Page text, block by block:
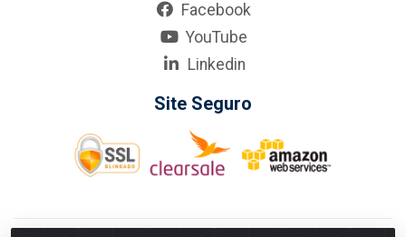
Facebook
YouTube
Linkedin
Site Seguro